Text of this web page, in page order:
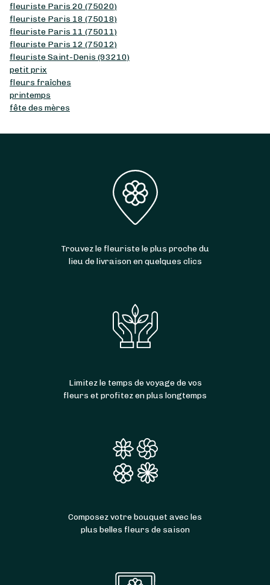
fleuriste Paris 20 (75020)
fleuriste Paris 18 (75018)
fleuriste Paris 11 (75011)
fleuriste Paris 12 (75012)
fleuriste Saint-Denis (93210)
petit prix
fleurs fraîches
printemps
fête des mères
Trouvez le fleuriste le plus proche du
lieu de livraison en quelques clics
Limitez le temps de voyage de vos
fleurs et profitez en plus longtemps
Composez votre bouquet avec les
plus belles fleurs de saison